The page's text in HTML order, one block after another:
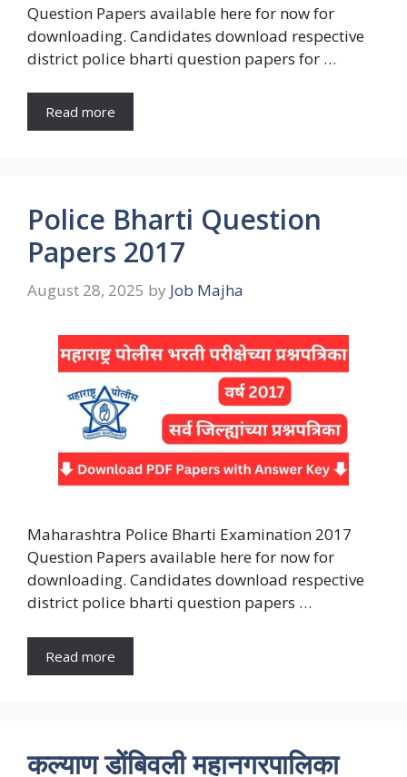
Question Papers available here for now for
downloading. Candidates download respective
district police bharti question papers for …
Read more
Police Bharti Question
Papers 2017
August 28, 2025 by Job Majha
Maharashtra Police Bharti Examination 2017
Question Papers available here for now for
downloading. Candidates download respective
district police bharti question papers …
Read more
कल्याण डोंबिवली महानगरपालिका